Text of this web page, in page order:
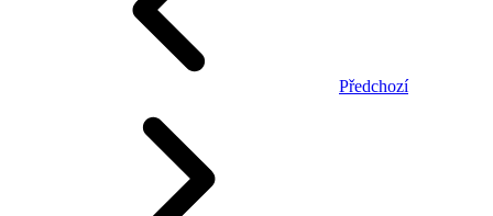
Předchozí